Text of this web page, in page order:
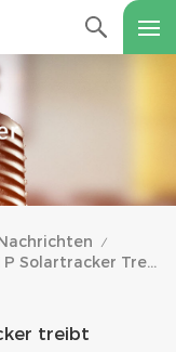
/
Fallstudie – Der KST-1P Solartracker Treibt Mexikos Energiewende Voran
treibt